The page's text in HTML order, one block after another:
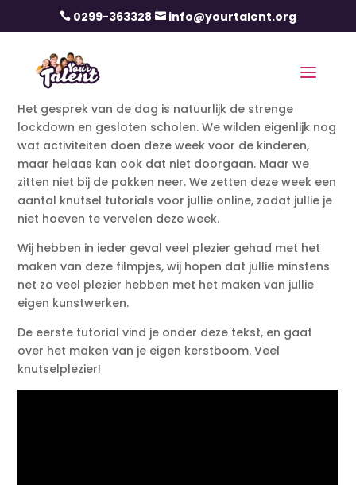
 0299-363328  info@yourtalent.org
Het gesprek van de dag is natuurlijk de strenge
lockdown en gesloten scholen. We wilden eigenlijk nog
wat activiteiten doen deze week voor de kinderen,
maar helaas kan ook dat niet doorgaan. Maar we
zitten niet bij de pakken neer. We zetten deze week een
aantal knutsel tutorials voor jullie online, zodat jullie je
niet hoeven te vervelen deze week.
Wij hebben in ieder geval veel plezier gehad met het
maken van deze filmpjes, wij hopen dat jullie minstens
net zo veel plezier hebben met het maken van jullie
eigen kunstwerken.
De eerste tutorial vind je onder deze tekst, en gaat
over het maken van je eigen kerstboom. Veel
knutselplezier!